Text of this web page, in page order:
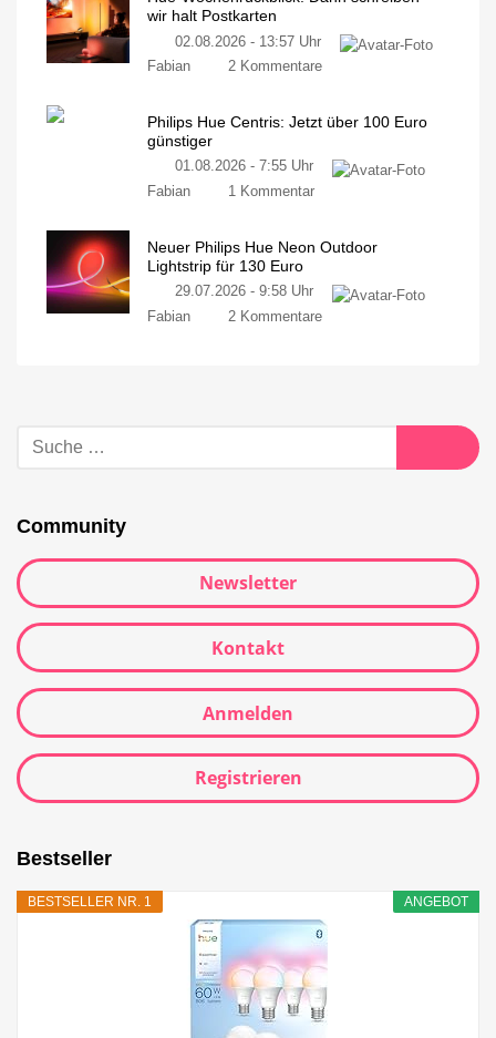
wir halt Postkarten
02.08.2026 - 13:57 Uhr
Fabian
2 Kommentare
Philips Hue Centris: Jetzt über 100 Euro
günstiger
01.08.2026 - 7:55 Uhr
Fabian
1 Kommentar
Neuer Philips Hue Neon Outdoor
Lightstrip für 130 Euro
29.07.2026 - 9:58 Uhr
Fabian
2 Kommentare
Community
Newsletter
Kontakt
Anmelden
Registrieren
Bestseller
ANGEBOT
BESTSELLER NR. 1